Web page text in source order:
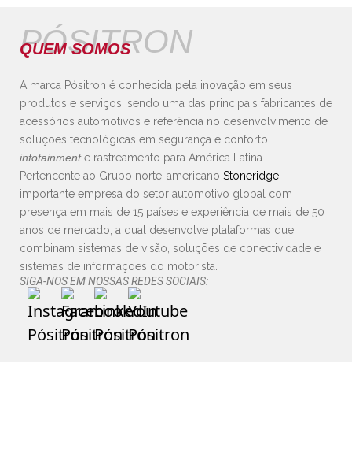
PÓSITRON
QUEM SOMOS
A marca Pósitron é conhecida pela inovação em seus
produtos e serviços, sendo uma das principais fabricantes de
acessórios automotivos e referência no desenvolvimento de
soluções tecnológicas em segurança e conforto,
infotainmente rastreamento para América Latina.
Pertencente ao Grupo norte-americano Stoneridge
importante empresa do setor automotivo global com
presença em mais de 15 países e experiência de mais de 50
anos de mercado, a qual desenvolve plataformas que
combinam sistemas de visão, soluções de conectividade e
sistemas de informações do motorista.
SIGA-NOS EM NOSSAS REDES SOCIAIS: